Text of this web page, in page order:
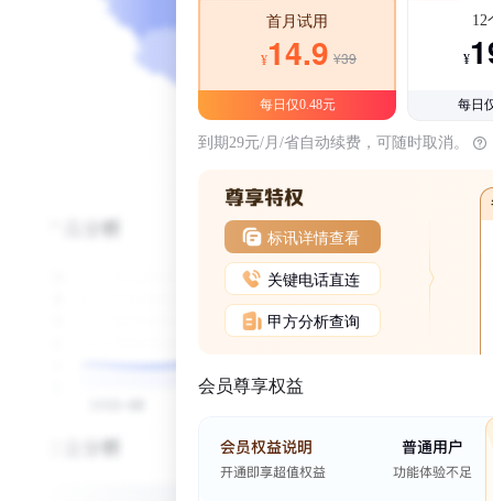
首月试用
¥14.9 ¥39
每日仅0.48元
12
¥
每日
到期29元/月/省自动续费，可随时取消。
标讯详情查看
关键电话直连
甲方分析查询
会员尊享权益